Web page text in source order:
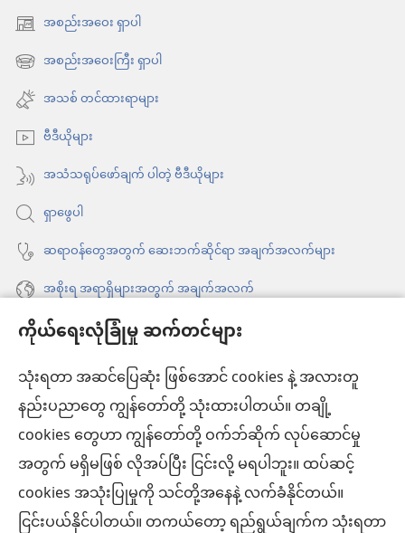
ကိုယ်ရေးလုံခြုံမှု ဆက်တင်များ
သုံးရတာ အဆင်ပြေဆုံး ဖြစ်အောင် cookies နဲ့ အလားတူ
နည်းပညာတွေ ကျွန်တော်တို့ သုံးထားပါတယ်။ တချို့
cookies တွေဟာ ကျွန်တော်တို့ ဝက်ဘ်ဆိုက် လုပ်ဆောင်မှု
အတွက် မရှိမဖြစ် လိုအပ်ပြီး ငြင်းလို့ မရပါဘူး။ ထပ်ဆင့်
cookies အသုံးပြုမှုကို သင်တို့အနေနဲ့ လက်ခံနိုင်တယ်။
ငြင်းပယ်နိုင်ပါတယ်။ တကယ်တော့ ရည်ရွယ်ချက်က သုံးရတာ
အစည်းအဝေး ရှာပါ
(window
အသစ်
င့်
နေ
ပါ
တယ်)
အစည်းအဝေးကြီး ရှာပါ
(window
အသစ်
င့်
နေ
ပါ
တယ်)
အသစ် တင်ထားရာများ
ဗီဒီယိုများ
အသံသရုပ်ဖော်ချက် ပါတဲ့ ဗီဒီယိုများ
ရှာဖွေပါ
ဆရာဝန်တွေအတွက် ဆေးဘက်ဆိုင်ရာ အချက်အလက်များ
အစိုးရ အရာရှိများအတွက် အချက်အလက်
အကူအညီ
အလှူငွေ
(window
အသစ်
ဖွ
င့်
ပါ
ကင်းမျှော်စင် အွန်လိုင်းစာကြည့်တိုက်™
(window
အသစ်
ဖွ
င့်
JW Hub®
(window
အသစ်JW Library®